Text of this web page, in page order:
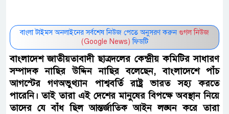
বাংলা টাইমস অনলাইনের সর্বশেষ নিউজ পেতে অনুসরণ করুন গুগল নিউজ
(Google News) ফিডটি
বাংলাদেশ জাতীয়তাবাদী ছাত্রদলের কেন্দ্রীয় কমিটির সাধারণ
সম্পাদক নাছির উদ্দিন নাছির বলেছেন, বাংলাদেশে পাঁচ
আগস্টের গণঅভুথ্যান পাশ্ববর্তি রাষ্ট্র ভারত সহ্য করতে
পারেনি। তাই তারা এই দেশের মানুষের বিপক্ষে অবস্থান নিয়ে
তাদের যে বাঁধ ছিল আন্তর্জাতিক আইন লঙ্ঘন করে তারা